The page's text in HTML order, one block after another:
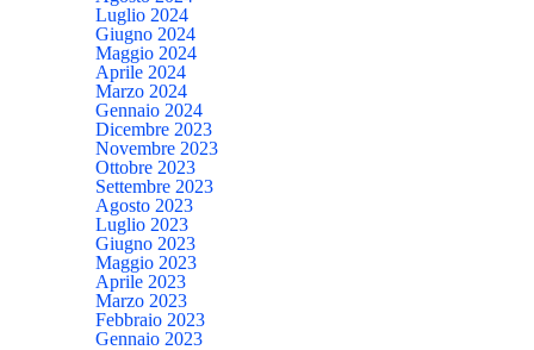
Luglio 2024
Giugno 2024
Maggio 2024
Aprile 2024
Marzo 2024
Gennaio 2024
Dicembre 2023
Novembre 2023
Ottobre 2023
Settembre 2023
Agosto 2023
Luglio 2023
Giugno 2023
Maggio 2023
Aprile 2023
Marzo 2023
Febbraio 2023
Gennaio 2023